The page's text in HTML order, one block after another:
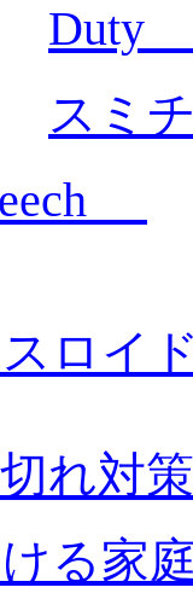
Duty
スミ
ロイ
れ対策
る家